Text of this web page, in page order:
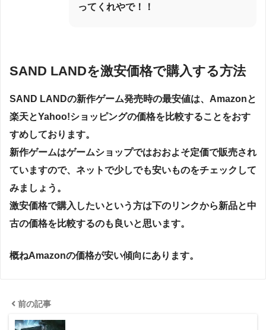
ってくれやで！！
SAND LANDを激安価格で購入する方法
SAND LANDの新作ゲーム発売時の最安値は、Amazonと
楽天とYahoo!ショッピングの価格を比較することをおす
すめしております。
新作ゲームはゲームショップではおおよそ定価で販売され
ていますので、ネットで少しでも安いものをチェックして
みましょう。
激安価格で購入したいという方は下のリンクから新品と中
古の価格を比較するのも良いと思います。
概ねAmazonの価格が安い傾向にあります。
前の記事